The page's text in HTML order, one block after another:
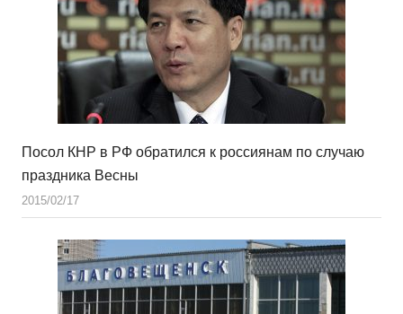
Посол КНР в РФ обратился к россиянам по случаю
праздника Весны
2015/02/17